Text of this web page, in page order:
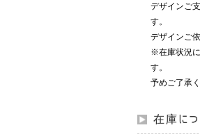
デザインご
す。
デザインご
※在庫状況
す。
予めご了承く
在庫につ